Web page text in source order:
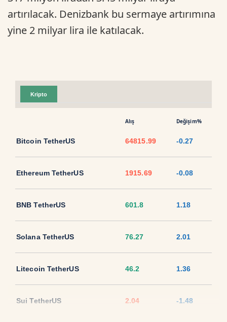
artırılacak. Denizbank bu sermaye artırımına
yine 2 milyar lira ile katılacak.
Kripto
Alış Değişim%
Bitcoin TetherUS 64815.99 -0.27
Ethereum TetherUS 1915.69 -0.08
BNB TetherUS 601.8 1.18
Solana TetherUS 76.27 2.01
Litecoin TetherUS 46.2 1.36
Sui TetherUS 2.04 -1.48